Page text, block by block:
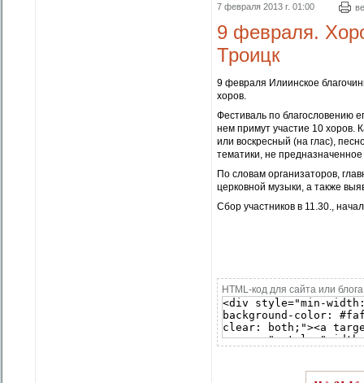
7 февраля 2013 г. 01:00
9 февраля.
Троицк
9 февраля Илиинское
хоров.
Фестиваль по благословению
нем примут участие 10 хоров.
или воскресный (на глас),
тематики, не
По словам организаторов,
церковной музыки, а также
Сбор участников в 11.30.,
HTML-код для сайта или